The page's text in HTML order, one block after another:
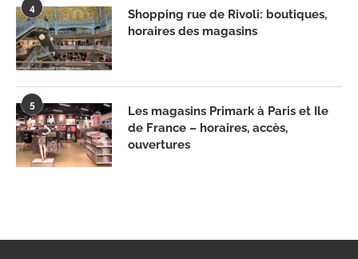
4
Shopping rue de Rivoli: boutiques,
horaires des magasins
5
Les magasins Primark à Paris et Ile
de France – horaires, accès,
ouvertures